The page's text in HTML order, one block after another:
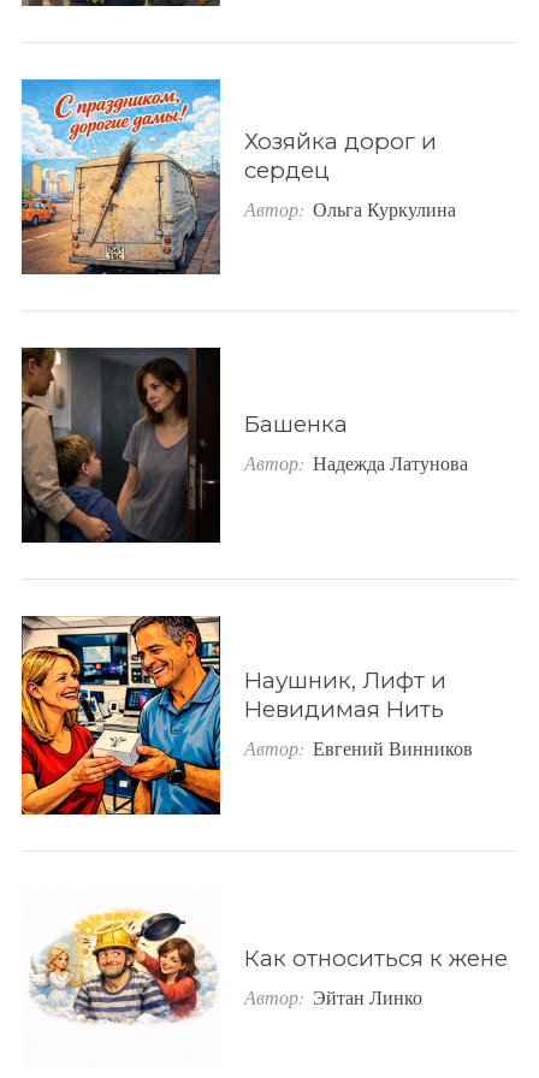
Хозяйка дорог и
сердец
Автор: Ольга Куркулина
Башенка
Автор: Надежда Латунова
Наушник, Лифт и
Невидимая Нить
Автор: Евгений Винников
Как относиться к жене
Автор: Эйтан Линко
a
r
c
h
f
o
r
:
По авторам